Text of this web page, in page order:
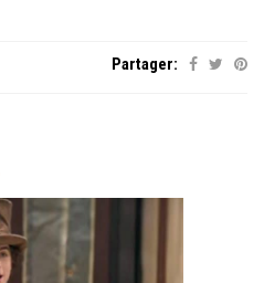
Partager: